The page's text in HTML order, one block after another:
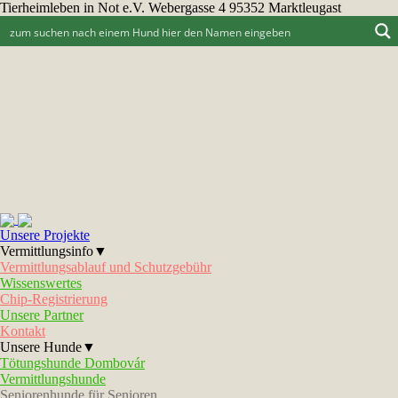
Tierheimleben in Not e.V. Webergasse 4 95352 Marktleugast
Unsere Projekte
Vermittlungsinfo▼
Vermittlungsablauf und Schutzgebühr
Wissenswertes
Chip-Registrierung
Unsere Partner
Kontakt
Unsere Hunde▼
Tötungshunde Dombovár
Vermittlungshunde